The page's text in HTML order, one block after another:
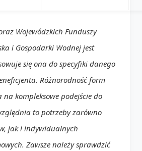
Wojewódzkich Funduszy
i Gospodarki Wodnej jest
się ona do specyfiki danego
Różnorodność form
kompleksowe podejście do
to potrzeby zarówno
jak i indywidualnych
Zawsze należy sprawdzić